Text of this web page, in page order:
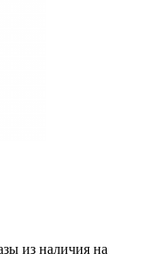
из наличия на